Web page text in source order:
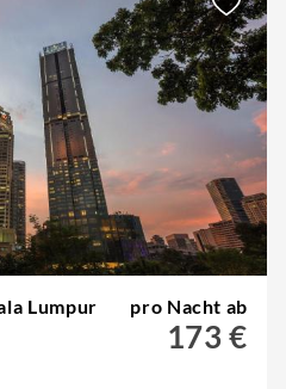
Lumpur
pro Nacht ab
173 €